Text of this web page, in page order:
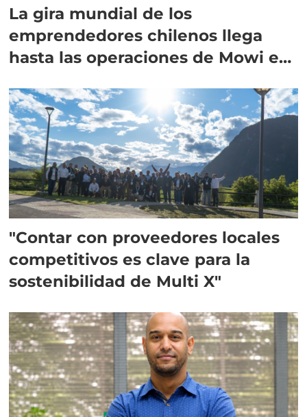
La gira mundial de los
emprendedores chilenos llega
hasta las operaciones de Mowi en
"Contar con proveedores locales
competitivos es clave para la
sostenibilidad de Multi X"